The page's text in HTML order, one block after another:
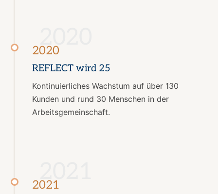
2020
REFLECT wird 25
Kontinuierliches Wachstum auf über 130
Kunden und rund 30 Menschen in der
Arbeitsgemeinschaft.
2021